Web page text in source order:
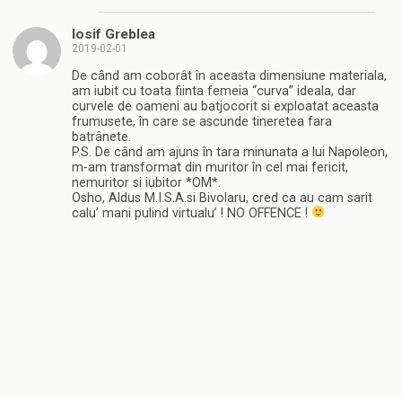
Iosif Greblea
2019-02-01
De când am coborât în aceasta dimensiune materiala,
am iubit cu toata fiinta femeia “curva” ideala, dar
curvele de oameni au batjocorit si exploatat aceasta
frumusete, în care se ascunde tineretea fara
batrânete.
P.S. De când am ajuns în tara minunata a lui Napoleon,
m-am transformat din muritor în cel mai fericit,
nemuritor si iubitor *OM*.
Osho, Aldus M.I.S.A.si Bivolaru, cred ca au cam sarit
calu’ mani pulind virtualu’ ! NO OFFENCE !